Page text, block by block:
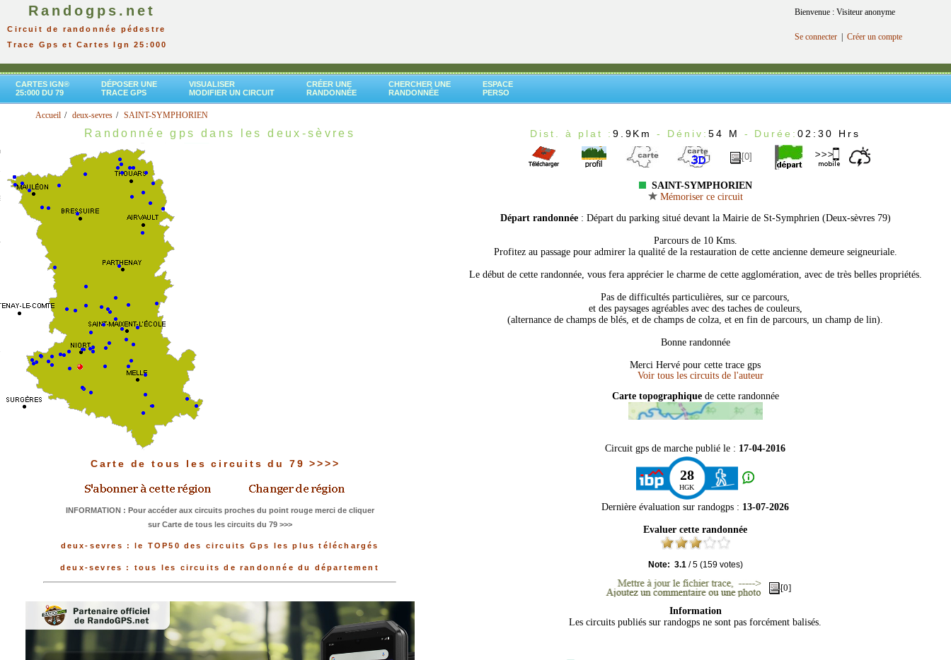
Randogps.net
Circuit de randonnée pédestre
Trace Gps et Cartes Ign 25:000
Bienvenue : Visiteur anonyme
Se connecter Créer un compte
CARTES IGN®
25:000 DU 79
DÉPOSER UNE
TRACE GPS
VISUALISER
MODIFIER UN CIRCUIT
CRÉER UNE
RANDONNÉE
CHERCHER UNE
RANDONNÉE
ESPACE
PERSO
Accueil deux-sevres SAINT-SYMPHORIEN
Randonnée gps dans les deux-sèvres
Carte de tous les circuits du 79 >>>>
INFORMATION : Pour accéder aux circuits proches du point rouge merci de cliquer
sur Carte de tous les circuits du 79 >>>
deux-sevres : le TOP50 des circuits Gps les plus téléchargés
deux-sevres : tous les circuits de randonnée du département
Dist. à plat : 9.9Km - Déniv: 54 M - Durée:02:30 Hrs
[0]
SAINT-SYMPHORIEN
Mémoriser ce circuit
Départ randonnée : Départ du parking situé devant la Mairie de St-Symphrien (Deux-sèvres 79)
Parcours de 10 Kms.
Profitez au passage pour admirer la qualité de la restauration de cette ancienne demeure seigneuriale.
Le début de cette randonnée, vous fera apprécier le charme de cette agglomération, avec de très belles propriétés.
Pas de difficultés particulières, sur ce parcours,
et des paysages agréables avec des taches de couleurs,
(alternance de champs de blés, et de champs de colza, et en fin de parcours, un champ de lin).
Bonne randonnée
Merci Hervé pour cette trace gps
Carte topographique de cette randonnée
Circuit gps de marche publié le : 17-04-2016
28
HGK
Dernière évaluation sur randogps : 13-07-2026
Evaluer cette randonnée
Note: 3.1/5(159votes)
[0]
Information
Les circuits publiés sur randogps ne sont pas forcément balisés.